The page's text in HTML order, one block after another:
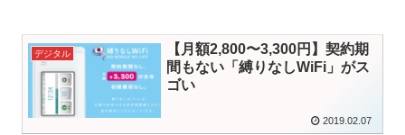
デジタル
【月額2,800〜3,300円】契約期
間もない「縛りなしWiFi」がス
ゴい
2019.02.07